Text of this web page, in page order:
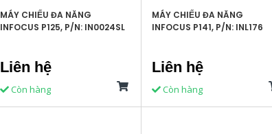
MÁY CHIẾU ĐA NĂNG
INFOCUS P125, P/N: IN0024SL
Liên hệ
Còn hàng
MÁY CHIẾU ĐA NĂNG
INFOCUS P141, P/N: INL176
Liên hệ
Còn hàng